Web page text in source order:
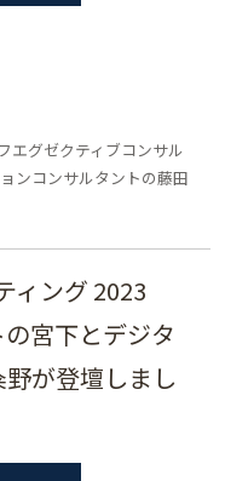
エグゼクティブコンサル
ンコンサルタントの藤田
ィング 2023
宮下とデジタ
が登壇しまし